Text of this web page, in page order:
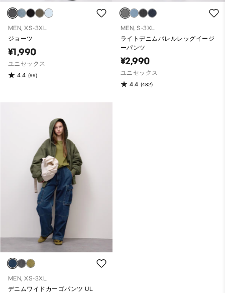
MEN, XS-3XL
ジョーツ
¥1,990
ユニセックス
4.4 (99)
MEN, S-3XL
ライトデニムバレルレッグイージ
ーパンツ
¥2,990
ユニセックス
4.4 (482)
MEN, XS-3XL
デニムワイドカーゴパンツ UL